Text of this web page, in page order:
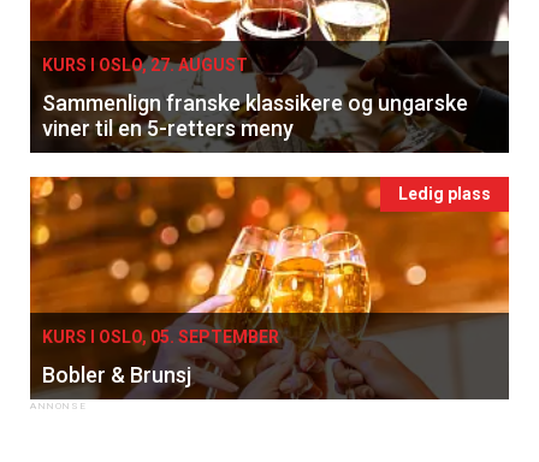
KURS I OSLO, 27. AUGUST
Sammenlign franske klassikere og ungarske
viner til en 5-retters meny
Ledig plass
KURS I OSLO, 05. SEPTEMBER
Bobler & Brunsj